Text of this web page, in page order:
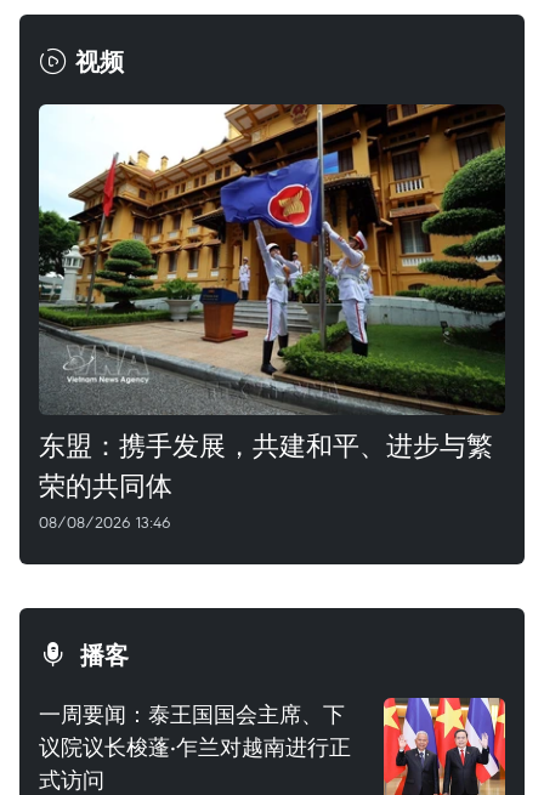
视频
东盟：携手发展，共建和平、进步与繁
荣的共同体
08/08/2026 13:46
播客
一周要闻：泰王国国会主席、下
议院议长梭蓬·乍兰对越南进行正
式访问